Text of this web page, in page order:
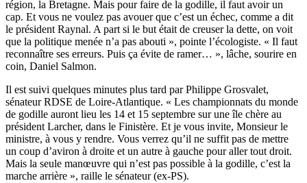
région, la Bretagne. Mais pour faire de la godille, il faut avoir un
cap. Et vous ne voulez pas avouer que c’est un échec, comme a dit
le président Raynal. A part si le but était de creuser la dette, on voit
que la politique menée n’a pas abouti », pointe l’écologiste. « Il faut
reconnaître ses erreurs. Puis ça évite de ramer… », lâche, sourire en
coin, Daniel Salmon.
Il est suivi quelques minutes plus tard par Philippe Grosvalet,
sénateur RDSE de Loire-Atlantique. « Les championnats du monde
de godille auront lieu les 14 et 15 septembre sur une île chère au
président Larcher, dans le Finistère. Et je vous invite, Monsieur le
ministre, à vous y rendre. Vous verrez qu’il ne suffit pas de mettre
un coup d’aviron à droite et un autre à gauche pour aller tout droit.
Mais la seule manœuvre qui n’est pas possible à la godille, c’est la
marche arrière », raille le sénateur (ex-PS).